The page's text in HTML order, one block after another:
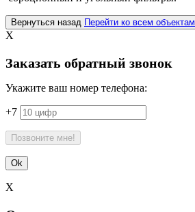
Вернуться назад Перейти ко всем объектам
X
Заказать обратный звонок
Укажите ваш номер телефона:
+7
X